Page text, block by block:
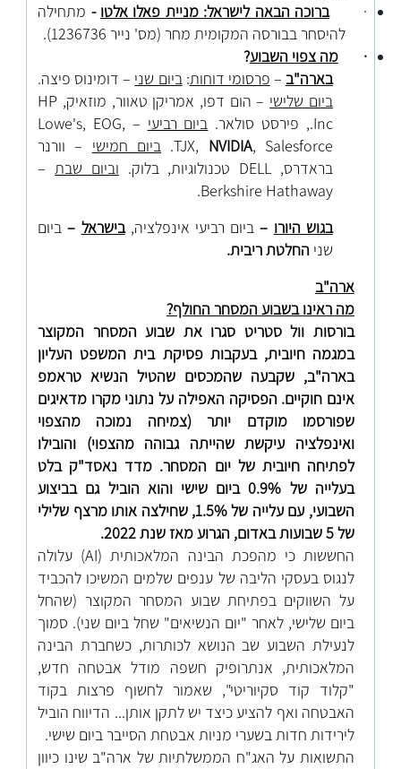
·
ברוכה הבאה לישראל: מניית פאלו אלטו - מתחילה
להיסחר בבורסה המקומית מחר (מס' נייר 1236736).
·
מה צפוי השבוע?
בארה"ב – פרסומי דוחות:ביום שני – דומינוס פיצה.
ביום שלישי – הום דפו, אמריקן טאוור, מוזאיק, HP
Inc., פירסט סולאר.
ביום רביעי – Lowe's
, EOG,
TJX, NVIDIA, Salesforce. ביום חמישי – וורנר
בראדרס, DELL
טכנולוגיות, בלוק. וביום שבת –
Berkshire Hathaway.
בגוש היורו – ביום רביעי אינפלציה,בישראל – ביום
שני החלטת ריבית.
ארה"ב
מה ראינו בשבוע המסחר החולף?
בורסות וול סטריט סגרו את שבוע המסחר המקוצר
במגמה חיובית, בעקבות פסיקת בית המשפט העליון
בארה"ב, שקבעה שהמכסים שהטיל הנשיא טראמפ
אינם חוקיים. הפסיקה האפילה על נתוני מקרו מדאיגים
שפורסמו מוקדם יותר (צמיחה נמוכה מהצפוי
ואינפלציה עיקשת שהייתה גבוהה מהצפוי) והובילו
לפתיחה חיובית של יום המסחר. מדד נאסד"ק בלט
בעלייה של 0.9% ביום שישי והוא הוביל גם בביצוע
השבועי, עם עלייה של 1.5%, שחילצה אותו מרצף שלילי
של 5 שבועות באדום, הגרוע מאז שנת 2022.
החששות כי מהפכת הבינה המלאכותית(AI)
עלולה
לנגוס בעסקי הליבה של ענפים שלמים המשיכו להכביד
על השווקים בפתיחת שבוע המסחר המקוצר (שהחל
ביום שלישי, לאחר "יום הנשיאים" שחל ביום שני). סמוך
לנעילת השבוע שב הנושא לכותרות, כשחברת הבינה
המלאכותית, אנתרופיק חשפה מודל אבטחה חדש,
"קלוד קוד סקיוריטי", שאמור לחשוף פרצות בקוד
האבטחה ואף להציע כיצד יש לתקן אותן... הדיווח הוביל
לירידות חדות בשערי מניות אבטחת הסייבר ביום שישי.
התשואות על האג"ח הממשלתיות של ארה"ב שינו כיוון